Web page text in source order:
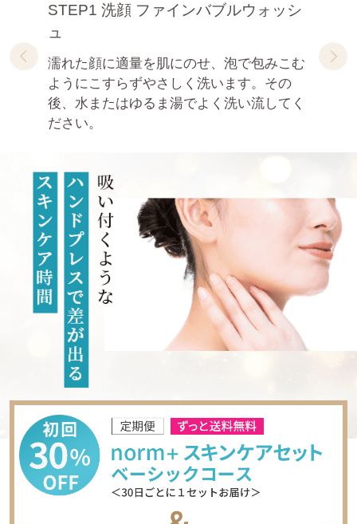
STEP1 洗顔 ファインバブルウォッシ
ュ
濡れた顔に適量を肌にのせ、泡で包みこむ
ようにこすらずやさしく洗います。その
後、水またはゆるま湯でよく洗い流してく
ださい。